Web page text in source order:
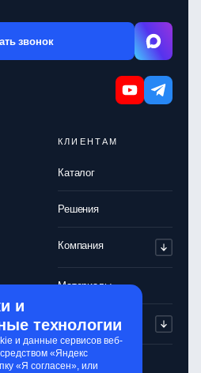
звонок
КЛИЕНТАМ
Каталог
Решения
Компания
Материалы
Партнерам
Контакты
и
технологии
и данные сервисов веб-
«Яндекс
«Я согласен», или